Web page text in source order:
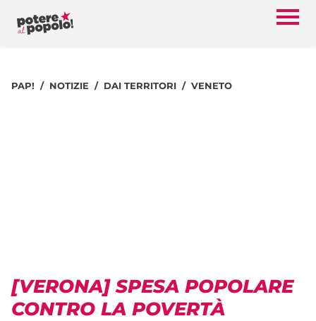
PAP! NOTIZIE DAI TERRITORI VENETO
[VERONA] SPESA POPOLARE
CONTRO LA POVERTÀ